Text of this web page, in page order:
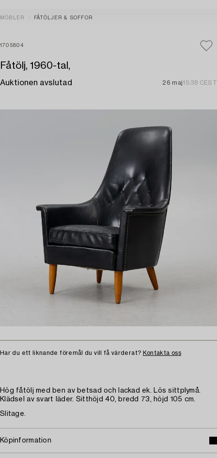
MÖBLER FÅTÖLJER & SOFFOR
1705804
Fåtölj, 1960-tal,
Auktionen avslutad 26 maj15:38 CEST
Har du ett liknande föremål du vill få värderat? Kontakta oss
Hög fåtölj med ben av betsad och lackad ek. Lös sittplymå.
Klädsel av svart läder. Sitthöjd 40, bredd 73, höjd 105 cm.
Slitage.
Köpinformation